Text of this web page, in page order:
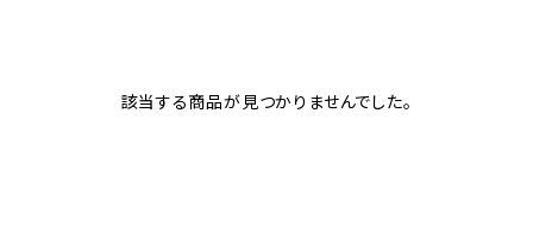
該当する商品が見つかりませんでした。